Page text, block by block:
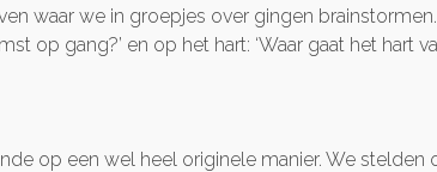
waar we in groepjes over gingen
op gang?’ en op het hart: ‘Waar gaat het hart
op een wel heel originele manier. We stelden